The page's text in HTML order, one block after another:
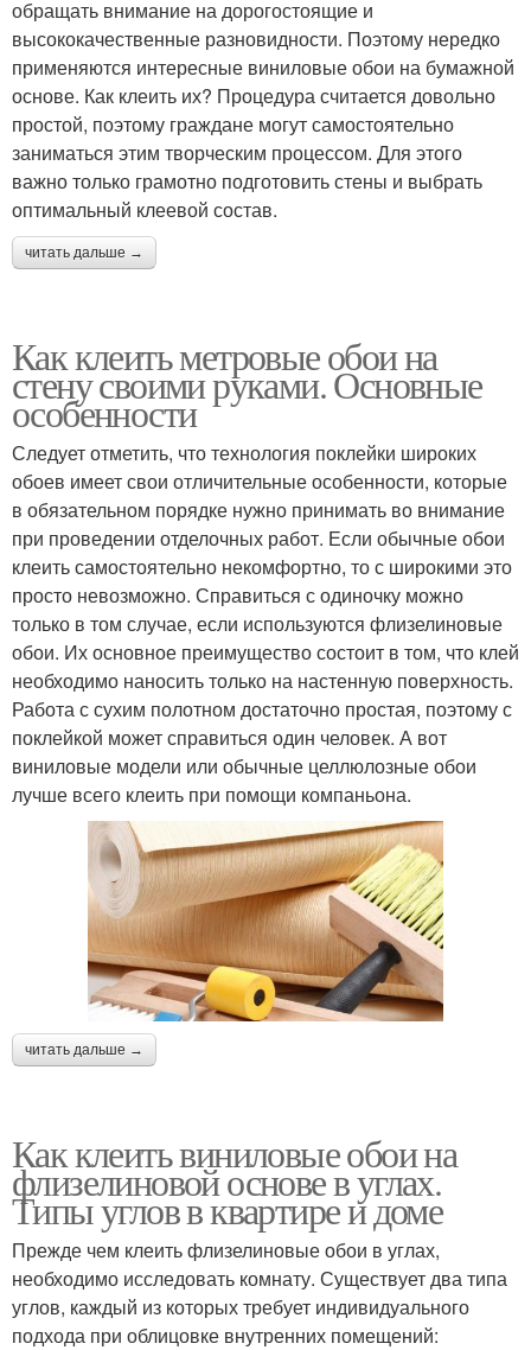
обращать внимание на дорогостоящие и
высококачественные разновидности. Поэтому нередко
применяются интересные виниловые обои на бумажной
основе. Как клеить их? Процедура считается довольно
простой, поэтому граждане могут самостоятельно
заниматься этим творческим процессом. Для этого
важно только грамотно подготовить стены и выбрать
оптимальный клеевой состав.
читать дальше →
Как клеить метровые обои на
стену своими руками. Основные
особенности
Следует отметить, что технология поклейки широких
обоев имеет свои отличительные особенности, которые
в обязательном порядке нужно принимать во внимание
при проведении отделочных работ. Если обычные обои
клеить самостоятельно некомфортно, то с широкими это
просто невозможно. Справиться с одиночку можно
только в том случае, если используются флизелиновые
обои. Их основное преимущество состоит в том, что клей
необходимо наносить только на настенную поверхность.
Работа с сухим полотном достаточно простая, поэтому с
поклейкой может справиться один человек. А вот
виниловые модели или обычные целлюлозные обои
лучше всего клеить при помощи компаньона.
читать дальше →
Как клеить виниловые обои на
флизелиновой основе в углах.
Типы углов в квартире и доме
Прежде чем клеить флизелиновые обои в углах,
необходимо исследовать комнату. Существует два типа
углов, каждый из которых требует индивидуального
подхода при облицовке внутренних помещений: